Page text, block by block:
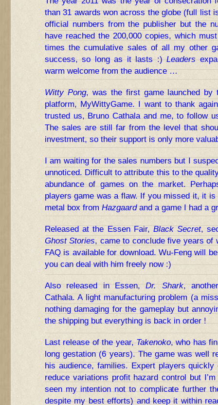
than 31 awards won across the globe (full list
official numbers from the publisher but the
have reached the 200,000 copies, which
times the cumulative sales of all my other
success, so long as it lasts :)Leaders
warm welcome from the audience …
Witty Pong, was the first game launched by
platform, MyWittyGame. I want to thank
trusted us, Bruno Cathala and me, to follow
The sales are still far from the level that
investment, so their support is only more
I am waiting for the sales numbers but I
unnoticed. Difficult to attribute this to the
abundance of games on the market.
players game was a flaw. If you missed it, it
metal box fromHazgaardand a game I had a
Released at the Essen Fair,Black Secret,
Ghost Stories, came to conclude five years of
FAQ is available for download. Wu-Feng will
you can deal with him freely now :)
Also released in Essen,Dr. Shark,
Cathala. A light manufacturing problem (a
nothing damaging for the gameplay but
the shipping but everything is back in order !
Last release of the year,Takenoko, who has
long gestation (6 years). The game was well
his audience, families. Expert players
reduce variations profit hazard control but
seen my intention not to complicate further
despite my best efforts) and keep it within